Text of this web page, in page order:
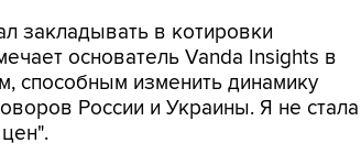
закладывать в котировки
основатель Vanda Insights в
способным изменить динамику
России и Украины. Я не стала